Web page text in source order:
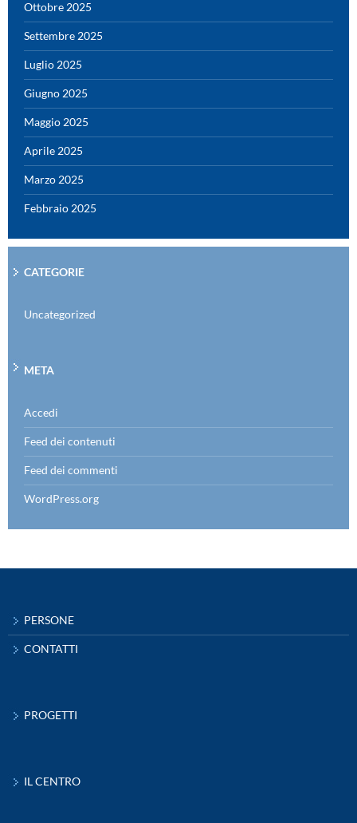
Ottobre 2025
Settembre 2025
Luglio 2025
Giugno 2025
Maggio 2025
Aprile 2025
Marzo 2025
Febbraio 2025
CATEGORIE
Uncategorized
META
Accedi
Feed dei contenuti
Feed dei commenti
WordPress.org
PERSONE
CONTATTI
PROGETTI
IL CENTRO